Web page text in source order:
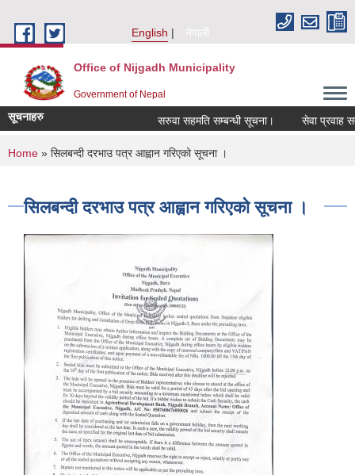
English
नेपाली
Office of Nijgadh Municipality
Government of Nepal
सूचनाहरु सरुवा सहमति सम्बन्धी सूचना। सेवा प्रवाह
You are here
Home » सिलबन्दी दरभाउ पत्र आह्वान गरिएको सूचना ।
सिलबन्दी दरभाउ पत्र आह्वान गरिएको सूचना ।